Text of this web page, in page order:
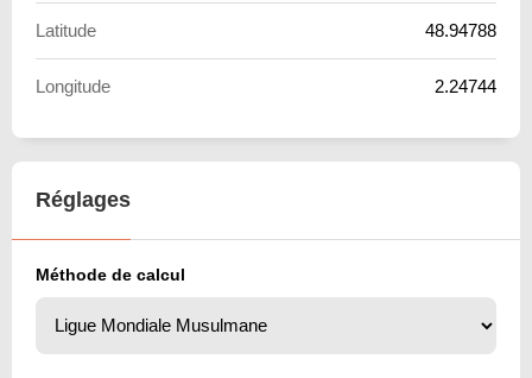
Latitude 48.94788
Longitude 2.24744
Réglages
Méthode de calcul